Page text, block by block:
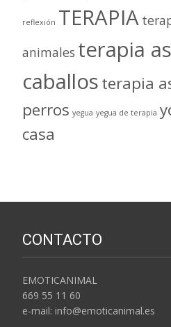
reflexión TERAPIA
animales terapia
caballosterapia
perros yegua yegua de terapia
casa
CONTACTO
EMOTICANIMAL
669 55 11 60
e-mail: info@emoticanimal.es